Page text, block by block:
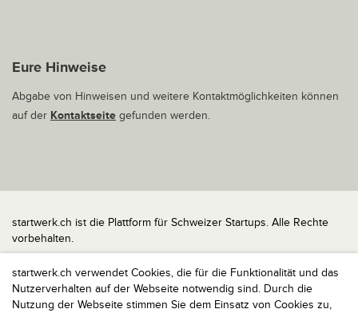
startwerk.ch verwendet Cookies, die für die Funktionalität und das
Nutzerverhalten auf der Webseite notwendig sind. Durch die
Nutzung der Webseite stimmen Sie dem Einsatz von Cookies zu,
Eure Hinweise
Abgabe von Hinweisen und weitere Kontaktmöglichkeiten können
auf der Kontaktseite gefunden werden.
startwerk.ch ist die Plattform für Schweizer Startups. Alle Rechte
vorbehalten.
Impressum
Kontakt
nach oben